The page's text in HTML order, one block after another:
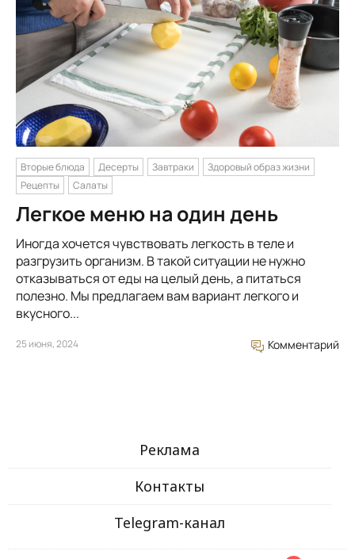
Вторые блюда Десерты Завтраки
Здоровый образ жизни
Рецепты
Салаты
Легкое меню на один день
Иногда хочется чувствовать легкость в теле и
разгрузить организм. В такой ситуации не нужно
отказываться от еды на целый день, а питаться
полезно. Мы предлагаем вам вариант легкого и
вкусного...
25 июня, 2024 Комментарий
Реклама
Контакты
Telegram-канал